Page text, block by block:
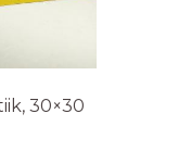
30×30